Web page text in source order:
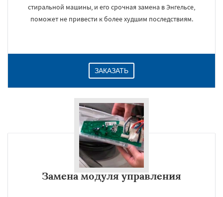
стиральной машины, и его срочная замена в Энгельсе,
поможет не привести к более худшим последствиям.
ЗАКАЗАТЬ
Замена модуля управления